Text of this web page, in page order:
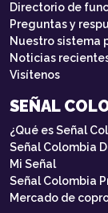
Directorio de
Preguntas y
Nuestro sistema
Noticias
Visítenos
SEÑAL
¿Qué es Señal
Señal Colombia
Mi Señal
Señal Colombia
Mercado de